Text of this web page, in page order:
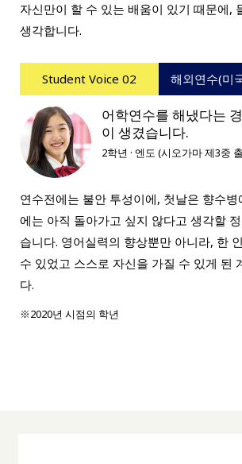
자신만이 할 수 있는 배움이 있기 때문에,
생각합니다.
Student Voice 02 해외연수(미
어학연수를 해냈다는
이 생겼습니다.
2학년 · 엔도 (시오가마 제3중
연수전에는 불안 투성이에, 첫날은 향수병
에는 아직 돌아가고 싶지 않다고 생각할
습니다. 영어실력의 향상뿐만 아니라, 한
수 있었고 스스로 자신을 가질 수 있게 된
다.
※2020년 시점의 학년